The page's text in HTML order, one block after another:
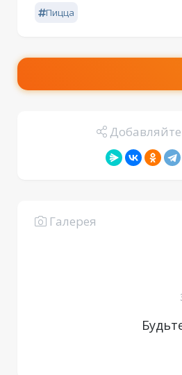
Пицца
Добавляйте
Галерея